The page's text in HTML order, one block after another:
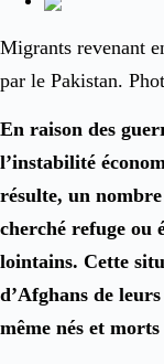
Migrants revenant
par le Pakistan.
En raison des
l’instabilité
résulte, un
cherché refuge ou
lointains. Cette
d’Afghans de
même nés et